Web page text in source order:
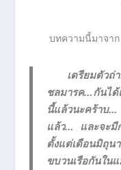
บทความนี้มาจาก
เตรียมตัว
ชลมารค…กันไ
นี้แล้วนะคร้าบ
แล้ว… และจะมี
ตั้งแต่เดือนมิถุ
ขบวนเรือกันใน